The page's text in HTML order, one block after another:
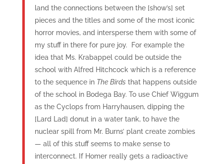
land the connections between the [show’s] set
pieces and the titles and some of the most iconic
horror movies, and intersperse them with some of
my stuff in there for pure joy. For example the
idea that Ms. Krabappel could be outside the
school with Alfred Hitchcock which is a reference
to the sequence in The Birds that happens outside
of the school in Bodega Bay. To use Chief Wiggum
as the Cyclops from Harryhausen, dipping the
[Lard Lad] donut in a water tank, to have the
nuclear spill from Mr. Burns’ plant create zombies
— all of this stuff seems to make sense to
interconnect. If Homer really gets a radioactive